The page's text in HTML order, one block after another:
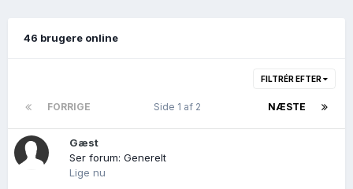
46 brugere online
FILTRÉR EFTER
FORRIGE NÆSTE
Side 1 af 2
Gæst
Ser forum: Generelt
Lige nu